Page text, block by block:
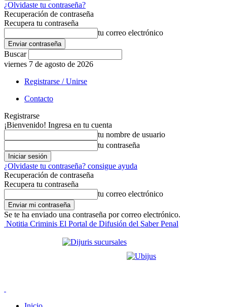
¿Olvidaste tu contraseña?
Recuperación de contraseña
Recupera tu contraseña
tu correo electrónico
Buscar
viernes 7 de agosto de 2026
Registrarse / Unirse
Contacto
Registrarse
¡Bienvenido! Ingresa en tu cuenta
tu nombre de usuario
tu contraseña
¿Olvidaste tu contraseña? consigue ayuda
Recuperación de contraseña
Recupera tu contraseña
tu correo electrónico
Se te ha enviado una contraseña por correo electrónico.
Notitia Criminis El Portal de Difusión del Saber Penal